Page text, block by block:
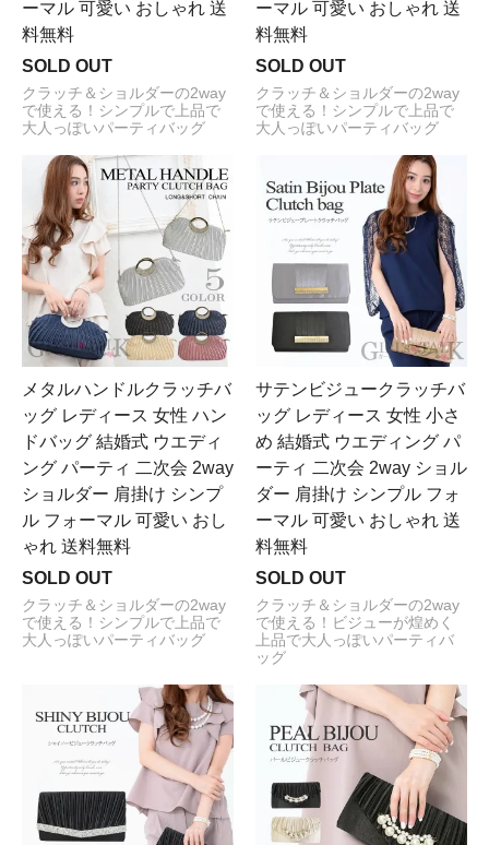
ーマル 可愛い おしゃれ 送
料無料
SOLD OUT
クラッチ＆ショルダーの2way
で使える！シンプルで上品で
大人っぽいパーティバッグ
ーマル 可愛い おしゃれ 送
料無料
SOLD OUT
クラッチ＆ショルダーの2way
で使える！シンプルで上品で
大人っぽいパーティバッグ
メタルハンドルクラッチバ
ッグ レディース 女性 ハン
ドバッグ 結婚式 ウエディ
ング パーティ 二次会 2way
ショルダー 肩掛け シンプ
ル フォーマル 可愛い おし
ゃれ 送料無料
SOLD OUT
クラッチ＆ショルダーの2way
で使える！シンプルで上品で
大人っぽいパーティバッグ
サテンビジュークラッチバ
ッグ レディース 女性 小さ
め 結婚式 ウエディング パ
ーティ 二次会 2way ショル
ダー 肩掛け シンプル フォ
ーマル 可愛い おしゃれ 送
料無料
SOLD OUT
クラッチ＆ショルダーの2way
で使える！ビジューが煌めく
上品で大人っぽいパーティバ
ッグ